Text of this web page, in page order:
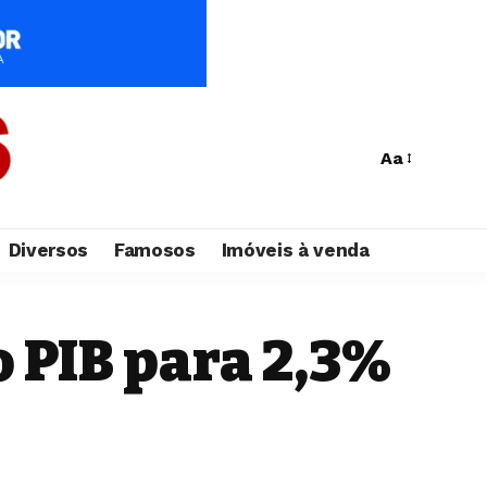
Aa
Diversos Famosos Imóveis à venda
para 2,3%